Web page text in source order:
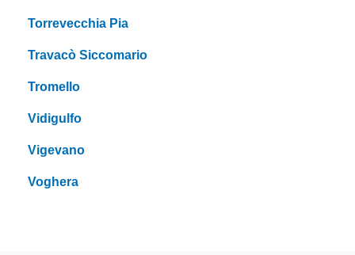
Torrevecchia Pia
Travacò Siccomario
Tromello
Vidigulfo
Vigevano
Voghera